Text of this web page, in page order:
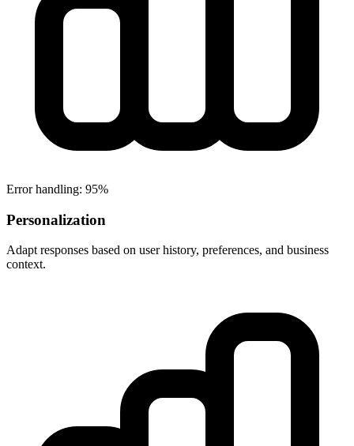
Error handling: 95%
Personalization
Adapt responses based on user history, preferences, and business
context.